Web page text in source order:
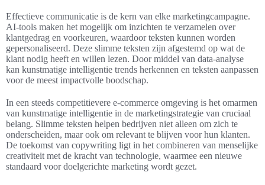
Effectieve communicatie is de kern van elke marketingcampagne.
AI-tools maken het mogelijk om inzichten te verzamelen over
klantgedrag en voorkeuren, waardoor teksten kunnen worden
gepersonaliseerd. Deze slimme teksten zijn afgestemd op wat de
klant nodig heeft en willen lezen. Door middel van data-analyse
kan kunstmatige intelligentie trends herkennen en teksten aanpassen
voor de meest impactvolle boodschap.
In een steeds competitievere e-commerce omgeving is het omarmen
van kunstmatige intelligentie in de marketingstrategie van cruciaal
belang. Slimme teksten helpen bedrijven niet alleen om zich te
onderscheiden, maar ook om relevant te blijven voor hun klanten.
De toekomst van copywriting ligt in het combineren van menselijke
creativiteit met de kracht van technologie, waarmee een nieuwe
standaard voor doelgerichte marketing wordt gezet.